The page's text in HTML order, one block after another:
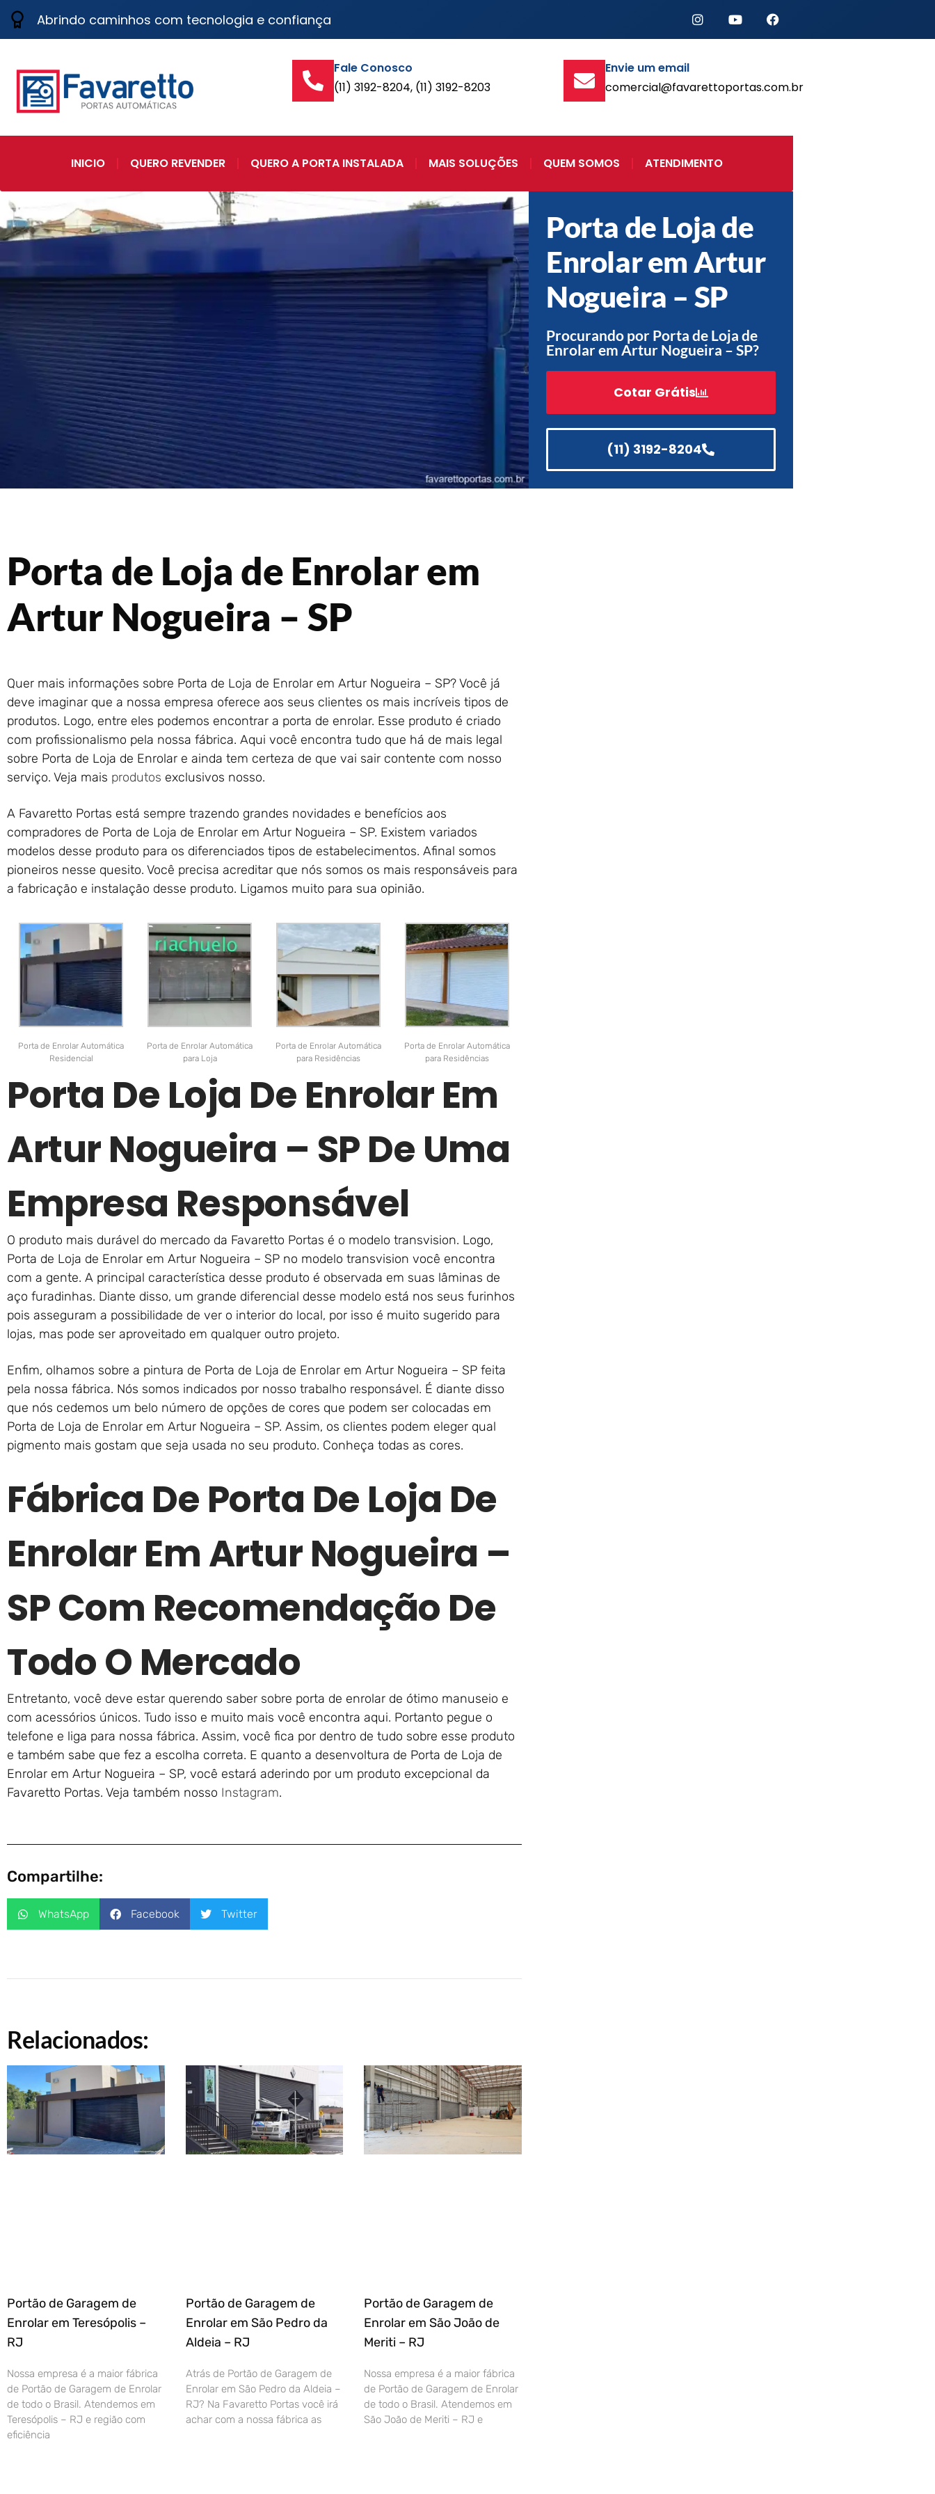
Abrindo caminhos com tecnologia e confiança
Fale Conosco
(11) 3192-8204, (11) 3192-8203
Envie um email
comercial@favarettoportas.com.br
INICIO QUERO REVENDER QUERO A PORTA INSTALADA MAIS SOLUÇÕES QUEM SOMOS ATENDIMENTO
Porta de Loja de
Enrolar em Artur
Nogueira – SP
Procurando por Porta de Loja de
Enrolar em Artur Nogueira – SP?
Cotar Grátis
(11) 3192-8204
Porta de Loja de Enrolar em
Artur Nogueira – SP
Quer mais informações sobre Porta de Loja de Enrolar em Artur Nogueira – SP? Você já
deve imaginar que a nossa empresa oferece aos seus clientes os mais incríveis tipos de
produtos. Logo, entre eles podemos encontrar a porta de enrolar. Esse produto é criado
com profissionalismo pela nossa fábrica. Aqui você encontra tudo que há de mais legal
sobre Porta de Loja de Enrolar e ainda tem certeza de que vai sair contente com nosso
serviço. Veja mais produtos exclusivos nosso.
A Favaretto Portas está sempre trazendo grandes novidades e benefícios aos
compradores de Porta de Loja de Enrolar em Artur Nogueira – SP. Existem variados
modelos desse produto para os diferenciados tipos de estabelecimentos. Afinal somos
pioneiros nesse quesito. Você precisa acreditar que nós somos os mais responsáveis para
a fabricação e instalação desse produto. Ligamos muito para sua opinião.
Porta de Enrolar Automática
Residencial
Porta de Enrolar Automática
para Loja
Porta de Enrolar Automática
para Residências
Porta de Enrolar Automática
para Residências
Porta De Loja De Enrolar Em
Artur Nogueira – SP De Uma
Empresa Responsável
O produto mais durável do mercado da Favaretto Portas é o modelo transvision. Logo,
Porta de Loja de Enrolar em Artur Nogueira – SP no modelo transvision você encontra
com a gente. A principal característica desse produto é observada em suas lâminas de
aço furadinhas. Diante disso, um grande diferencial desse modelo está nos seus furinhos
pois asseguram a possibilidade de ver o interior do local, por isso é muito sugerido para
lojas, mas pode ser aproveitado em qualquer outro projeto.
Enfim, olhamos sobre a pintura de Porta de Loja de Enrolar em Artur Nogueira – SP feita
pela nossa fábrica. Nós somos indicados por nosso trabalho responsável. É diante disso
que nós cedemos um belo número de opções de cores que podem ser colocadas em
Porta de Loja de Enrolar em Artur Nogueira – SP. Assim, os clientes podem eleger qual
pigmento mais gostam que seja usada no seu produto. Conheça todas as cores.
Fábrica De Porta De Loja De
Enrolar Em Artur Nogueira –
SP Com Recomendação De
Todo O Mercado
Entretanto, você deve estar querendo saber sobre porta de enrolar de ótimo manuseio e
com acessórios únicos. Tudo isso e muito mais você encontra aqui. Portanto pegue o
telefone e liga para nossa fábrica. Assim, você fica por dentro de tudo sobre esse produto
e também sabe que fez a escolha correta. E quanto a desenvoltura de Porta de Loja de
Enrolar em Artur Nogueira – SP, você estará aderindo por um produto excepcional da
Favaretto Portas. Veja também nosso Instagram.
Compartilhe:
WhatsApp Facebook Twitter
Relacionados:
Portão de Garagem de
Enrolar em Teresópolis –
RJ
Nossa empresa é a maior fábrica
de Portão de Garagem de Enrolar
de todo o Brasil. Atendemos em
Teresópolis – RJ e região com
eficiência
Portão de Garagem de
Enrolar em São Pedro da
Aldeia – RJ
Atrás de Portão de Garagem de
Enrolar em São Pedro da Aldeia –
RJ? Na Favaretto Portas você irá
achar com a nossa fábrica as
Portão de Garagem de
Enrolar em São João de
Meriti – RJ
Nossa empresa é a maior fábrica
de Portão de Garagem de Enrolar
de todo o Brasil. Atendemos em
São João de Meriti – RJ e